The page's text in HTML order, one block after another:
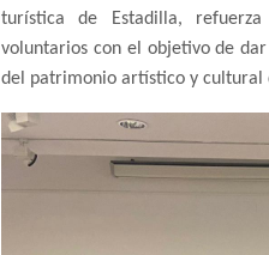
turística de Estadilla,
voluntarios con el objetivo de
del patrimonio artístico y cultural